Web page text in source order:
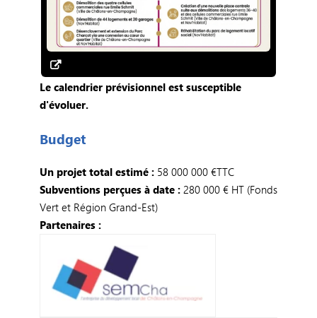
Le calendrier prévisionnel est susceptible
d'évoluer.
Budget
Un projet total estimé :58 000 000 €TTC
Subventions perçues à date : 280 000 € HT (Fonds
Vert et Région Grand-Est)
Partenaires :